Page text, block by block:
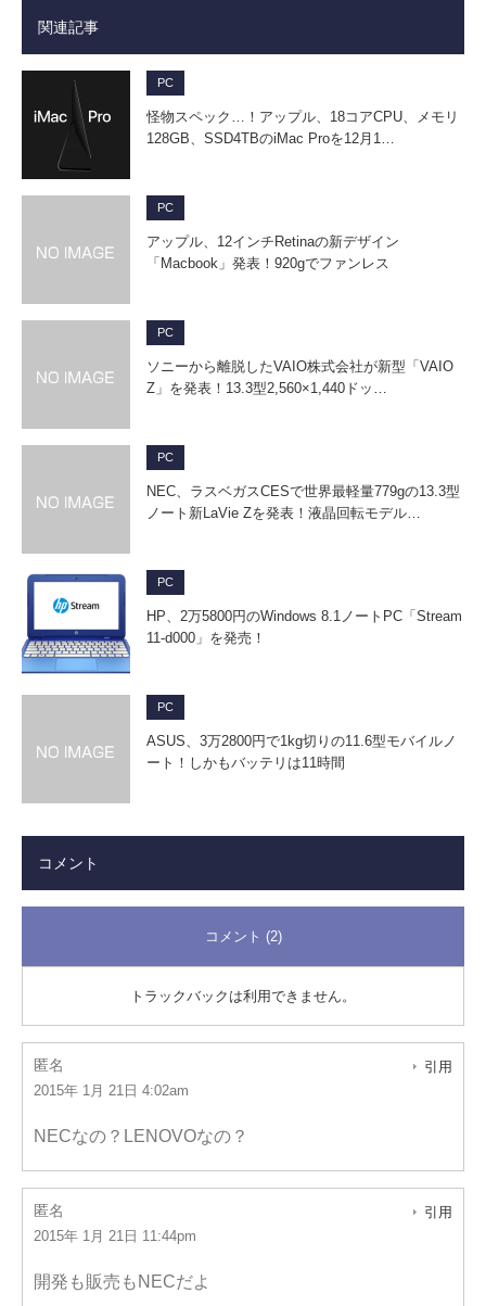
関連記事
PC
怪物スペック…！アップル、18コアCPU、メモリ
128GB、SSD4TBのiMac Proを12月1…
PC
アップル、12インチRetinaの新デザイン
「Macbook」発表！920gでファンレス
PC
ソニーから離脱したVAIO株式会社が新型「VAIO
Z」を発表！13.3型2,560×1,440ドッ…
PC
NEC、ラスベガスCESで世界最軽量779gの13.3型
ノート新LaVie Zを発表！液晶回転モデル…
PC
HP、2万5800円のWindows 8.1ノートPC「Stream
11-d000」を発売！
PC
ASUS、3万2800円で1kg切りの11.6型モバイルノ
ート！しかもバッテリは11時間
コメント
コメント (2)
トラックバックは利用できません。
匿名
2015年 1月 21日 4:02am
引用
NECなの？LENOVOなの？
匿名
2015年 1月 21日 11:44pm
引用
開発も販売もNECだよ